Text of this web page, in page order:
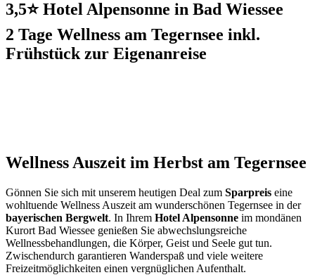
3,5⭐ Hotel Alpensonne in Bad Wiessee
2 Tage Wellness am Tegernsee inkl.
Frühstück zur Eigenanreise
Wellness Auszeit im Herbst am Tegernsee
Gönnen Sie sich mit unserem heutigen Deal zum Sparpreis eine
wohltuende Wellness Auszeit am wunderschönen Tegernsee in der
bayerischen Bergwelt. In Ihrem Hotel Alpensonne im mondänen
Kurort Bad Wiessee genießen Sie abwechslungsreiche
Wellnessbehandlungen, die Körper, Geist und Seele gut tun.
Zwischendurch garantieren Wanderspaß und viele weitere
Freizeitmöglichkeiten einen vergnüglichen Aufenthalt.